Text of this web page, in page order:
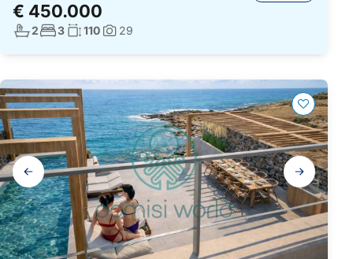
€ 450.000
Aantal badkamers:
2Aantal slaapkamers:
3Woonoppervlakte:
110Foto's:
29
Galerij
navigatie